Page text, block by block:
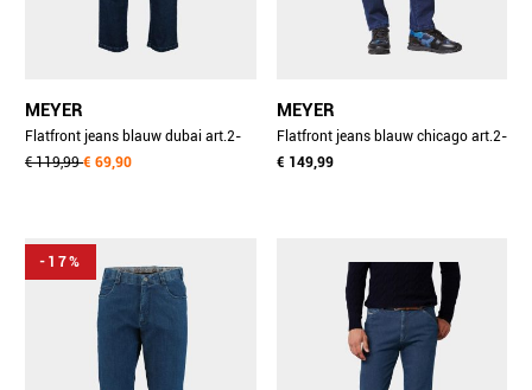
MEYER
Flatfront jeans blauw dubai art.2-
4561 3102456190/18
€ 119,99€ 69,90
MEYER
Flatfront jeans blauw chicago art.2-
4539 3322453900/18
€ 149,99
-17%